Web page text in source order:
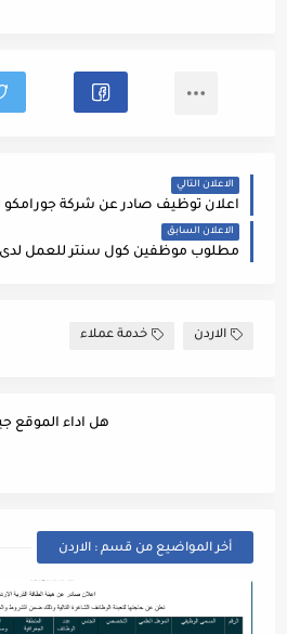
الاعلان التالي
الاعلان السابق
الاردن خدمة عملاء
هل اداء الموقع
أخر المواضيع من قسم : الاردن